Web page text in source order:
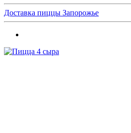
Доставка пиццы Запорожье